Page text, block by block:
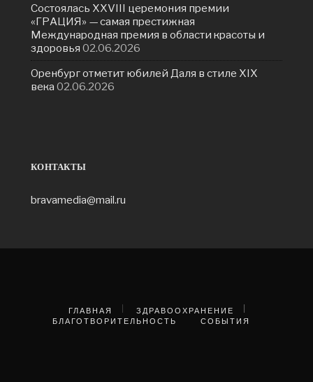
Состоялась ХXVIII церемония премии
«ГРАЦИЯ» — самая престижная
Международная премия в области красоты и
здоровья 02.06.2026
Оренбург отметит юбилей Даля в стиле XIX
века 02.06.2026
КОНТАКТЫ
bravamedia@mail.ru
ГЛАВНАЯ
ЗДРАВООХРАНЕНИЕ
БЛАГОТВОРИТЕЛЬНОСТЬ
СОБЫТИЯ